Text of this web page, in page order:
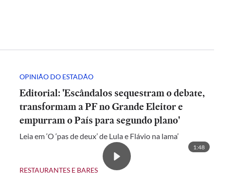
OPINIÃO DO ESTADÃO
Editorial: 'Escândalos sequestram o debate,
transformam a PF no Grande Eleitor e
empurram o País para segundo plano'
Leia em ‘O ‘pas de deux’ de Lula e Flávio na lama’
1:48
RESTAURANTES E BARES